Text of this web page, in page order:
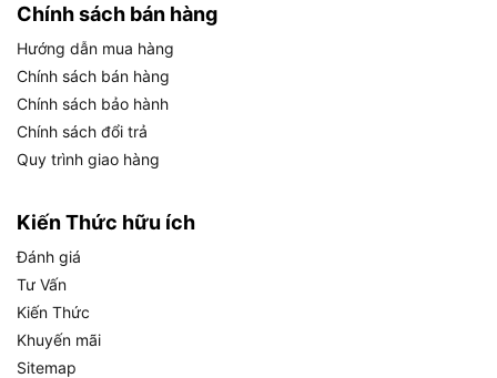
Lưu ý khi dùng máy đo khoảng cách laser GLM 40
Chính sách bán hàng
Hướng dẫn mua hàng
Chính sách bán hàng
Chính sách bảo hành
Chính sách đổi trả
Quy trình giao hàng
Kiến Thức hữu ích
Đánh giá
Tư Vấn
Kiến Thức
Khuyến mãi
Sitemap